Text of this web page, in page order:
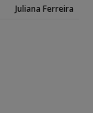
Juliana Ferreira